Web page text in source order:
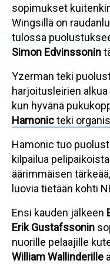
sopimukset
Wingsillä on
tulossa
Simon Edvinssonin
Yzerman teki
harjoitusleirien
kun hyvänä
Hamonicteki
Hamonic tuo
kilpailua
äärimmäisen
luovia tietään kohti
Ensi kauden jälkeen
Erik Gustafssonin
nuorille pelaajille
William Wallinderille